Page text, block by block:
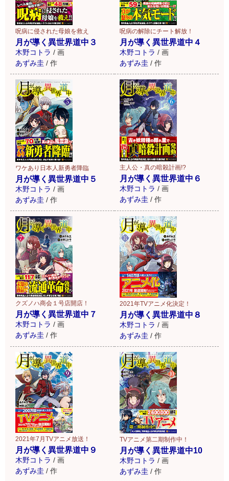
呪病に侵された母娘を救え
月が導く異世界道中３
木野コトラ / 画
あずみ圭 / 作
呪病の解除にチート解放！
月が導く異世界道中４
木野コトラ / 画
あずみ圭 / 作
ワケあり日本人新勇者降臨
月が導く異世界道中５
木野コトラ / 画
あずみ圭 / 作
主人公・真の暗殺計画!?
月が導く異世界道中６
木野コトラ / 画
あずみ圭 / 作
クズノハ商会１号店開店！
月が導く異世界道中７
木野コトラ / 画
あずみ圭 / 作
2021年TVアニメ化決定！
月が導く異世界道中８
木野コトラ / 画
あずみ圭 / 作
2021年7月TVアニメ放送！
月が導く異世界道中９
木野コトラ / 画
あずみ圭 / 作
TVアニメ第二期制作中！
月が導く異世界道中10
木野コトラ / 画
あずみ圭 / 作